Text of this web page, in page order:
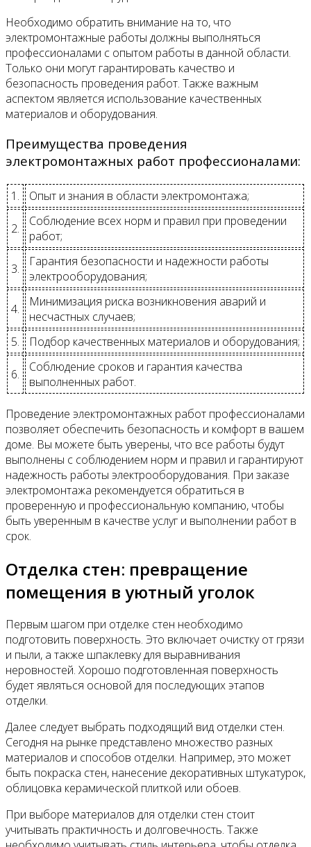
Необходимо обратить внимание на то, что
электромонтажные работы должны выполняться
профессионалами с опытом работы в данной области.
Только они могут гарантировать качество и
безопасность проведения работ. Также важным
аспектом является использование качественных
материалов и оборудования.
Преимущества проведения
электромонтажных работ профессионалами:
1. Опыт и знания в области электромонтажа;
2.
Соблюдение всех норм и правил при проведении
работ;
3.
Гарантия безопасности и надежности работы
электрооборудования;
4.
Минимизация риска возникновения аварий и
несчастных случаев;
5.
Подбор качественных материалов и оборудования;
6.
Соблюдение сроков и гарантия качества
выполненных работ.
Проведение электромонтажных работ профессионалами
позволяет обеспечить безопасность и комфорт в вашем
доме. Вы можете быть уверены, что все работы будут
выполнены с соблюдением норм и правил и гарантируют
надежность работы электрооборудования. При заказе
электромонтажа рекомендуется обратиться в
проверенную и профессиональную компанию, чтобы
быть уверенным в качестве услуг и выполнении работ в
срок.
Отделка стен: превращение
помещения в уютный уголок
Первым шагом при отделке стен необходимо
подготовить поверхность. Это включает очистку от грязи
и пыли, а также шпаклевку для выравнивания
неровностей. Хорошо подготовленная поверхность
будет являться основой для последующих этапов
отделки.
Далее следует выбрать подходящий вид отделки стен.
Сегодня на рынке представлено множество разных
материалов и способов отделки. Например, это может
быть покраска стен, нанесение декоративных штукатурок,
облицовка керамической плиткой или обоев.
При выборе материалов для отделки стен стоит
учитывать практичность и долговечность. Также